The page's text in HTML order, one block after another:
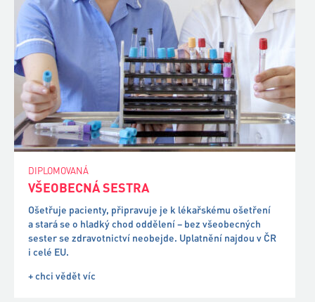
DIPLOMOVANÁ
VŠEOBECNÁ SESTRA
Ošetřuje pacienty, připravuje je k lékařskému ošetření
a stará se o hladký chod oddělení – bez všeobecných
sester se zdravotnictví neobejde. Uplatnění najdou v ČR
i celé EU.
+ chci vědět víc